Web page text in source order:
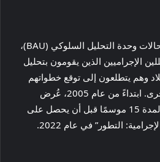
تركز العقول الإجرامية على حالات وحدة التحليل السلوكي (BAU)،
الإجراميين الذين يقومون بتحليل
وهم يتطلعون إلى توقع خطواتهم
التالية قبل أن يضربوا مرة أخرى. ابتداءً من عام 2005، عُرض
مسلسل “العقول الإجرامية” لمدة 15 موسمًا قبل أن يحصل على
التطور” في عام 2022.